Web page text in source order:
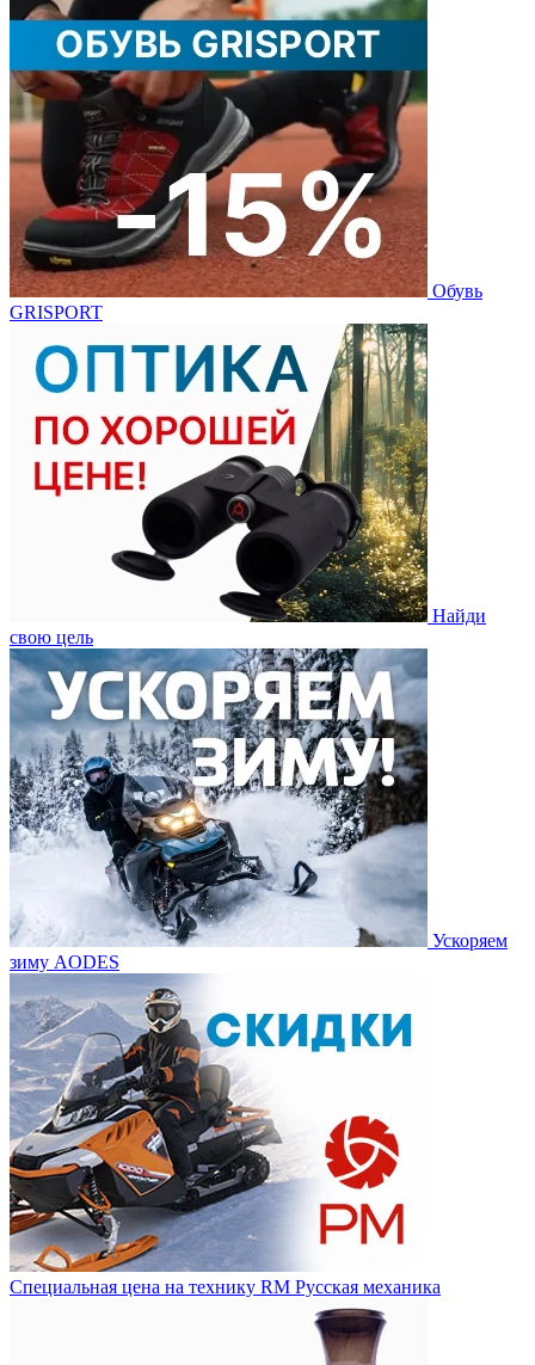
Обувь
GRISPORT
Найди
свою цель
Ускоряем
зиму AODES
Специальная цена на технику RM Русская механика